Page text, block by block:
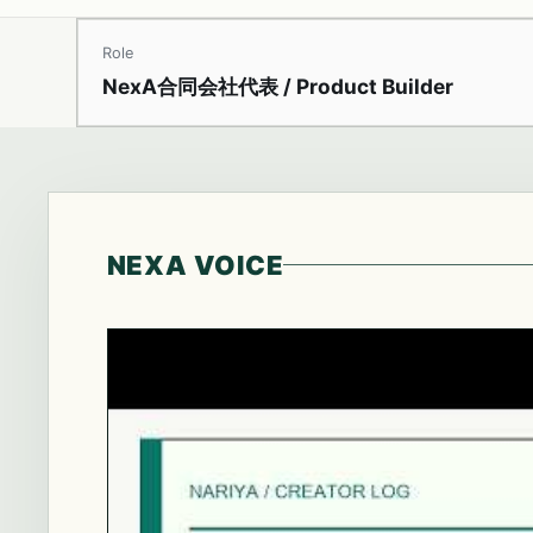
Role
NexA合同会社代表 / Product Builder
NEXA VOICE